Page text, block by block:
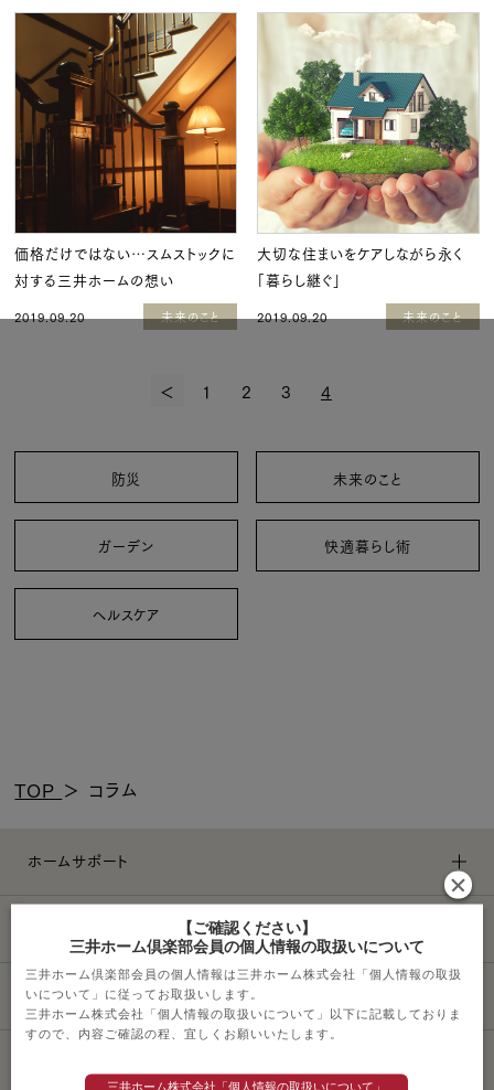
価格だけではない…スムストックに
対する三井ホームの想い
2019.09.20 未来のこと
大切な住まいをケアしながら永く
「暮らし継ぐ」
2019.09.20 未来のこと
＜ 1 2 3 4
防災 未来のこと
ガーデン 快適暮らし術
ヘルスケア
TOP ＞ コラム
ホームサポート
その他サービス
【ご確認ください】
三井ホーム倶楽部会員の個人情報の取扱いについて
三井ホーム倶楽部会員の個人情報は三井ホーム株式会社「個人情報の取扱
いについて」に従ってお取扱いします。
三井ホーム株式会社「個人情報の取扱いについて」以下に記載しておりま
すので、内容ご確認の程、宜しくお願いいたします。
三井ホーム株式会社「個人情報の取扱いについて」